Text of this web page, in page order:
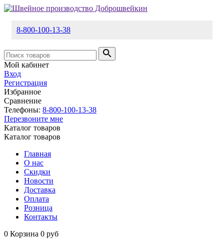
8-800-100-13-38
Мой кабинет
Вход
Регистрация
Избранное
Сравнение
Телефоны: 8-800-100-13-38
Перезвоните мне
Каталог товаров
Каталог товаров
Главная
О нас
Скидки
Новости
Доставка
Оплата
Розница
Контакты
0 Корзина 0 руб